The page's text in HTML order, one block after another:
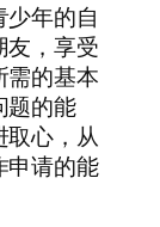
年的自
友，享受
需的基本
题的能
取心，从
申请的能